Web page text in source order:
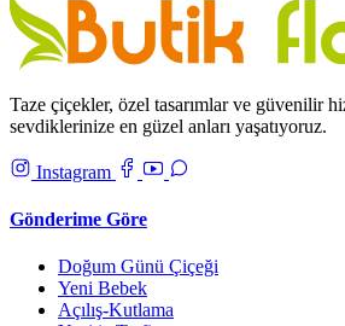
Taze çiçekler, özel tasarımlar ve güvenilir
sevdiklerinize en güzel anları yaşatıyoruz.
Instagram
Gönderime Göre
Doğum Günü Çiçeği
Yeni Bebek
Açılış-Kutlama